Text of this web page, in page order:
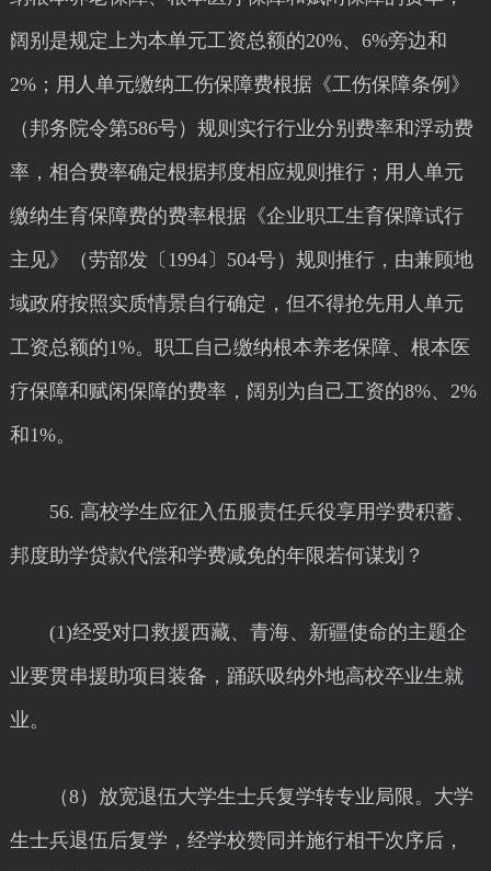
阔别是规定上为本单元工资总额的20%、6%旁边和
2%；用人单元缴纳工伤保障费根据《工伤保障条例》
（邦务院令第586号）规则实行行业分别费率和浮动费
率，相合费率确定根据邦度相应规则推行；用人单元
缴纳生育保障费的费率根据《企业职工生育保障试行
主见》（劳部发〔1994〕504号）规则推行，由兼顾地
域政府按照实质情景自行确定，但不得抢先用人单元
工资总额的1%。职工自己缴纳根本养老保障、根本医
疗保障和赋闲保障的费率，阔别为自己工资的8%、2%
和1%。
56. 高校学生应征入伍服责任兵役享用学费积蓄、
邦度助学贷款代偿和学费减免的年限若何谋划？
(1)经受对口救援西藏、青海、新疆使命的主题企
业要贯串援助项目装备，踊跃吸纳外地高校卒业生就
业。
（8）放宽退伍大学生士兵复学转专业局限。大学
生士兵退伍后复学，经学校赞同并施行相干次序后，